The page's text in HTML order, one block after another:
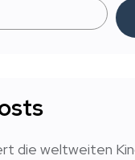
die weltweiten